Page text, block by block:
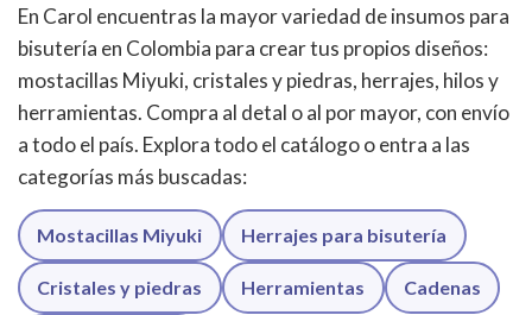
En Carol encuentras la mayor variedad de insumos para
bisutería en Colombia para crear tus propios diseños:
mostacillas Miyuki, cristales y piedras, herrajes, hilos y
herramientas. Compra al detal o al por mayor, con envío
a todo el país. Explora todo el catálogo o entra a las
categorías más buscadas:
Mostacillas Miyuki Herrajes para bisutería
Cristales y piedras Herramientas Cadenas